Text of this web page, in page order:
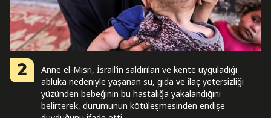
2
Anne el-Mısri, İsrail’in saldırıları ve kente uyguladığı
abluka nedeniyle yaşanan su, gıda ve ilaç yetersizliği
yüzünden bebeğinin bu hastalığa yakalandığını
belirterek, durumunun kötüleşmesinden endişe